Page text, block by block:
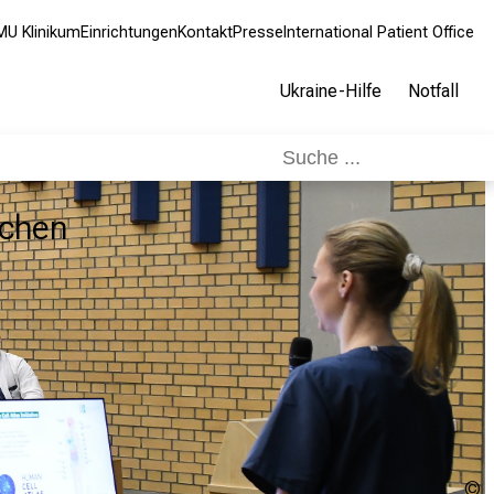
KlinikumEinrichtungenKontaktPresse International Patient Office
Ukraine-Hilfe Notfall